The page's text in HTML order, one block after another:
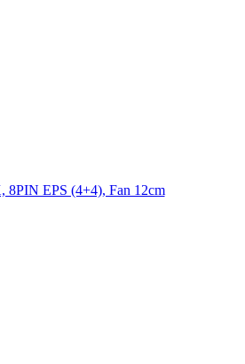
EPS (4+4), Fan 12cm